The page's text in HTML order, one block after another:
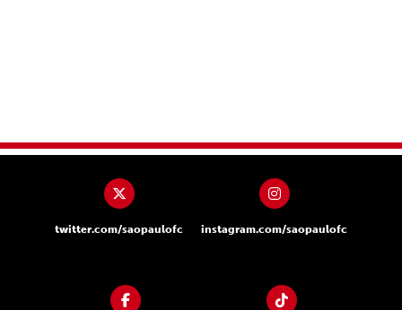
twitter.com/saopaulofc instagram.com/saopaulofc